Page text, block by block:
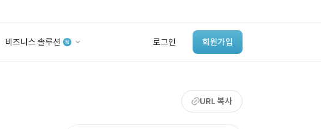
비즈니스 솔루션 로그인 회원가입
‘이런 거’ 만들어본
개발 회사 있어?
URL 복사